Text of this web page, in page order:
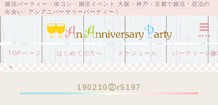
婚活パーティー・街コン・婚活イベント 大阪・神戸・京都で婚活・恋活の
出会い- アンアニバーサリーパーティー！
menu
TOPページ はじめての方へ スケジュール パーティーレ
HOME 190210②r5197
190210②r5197